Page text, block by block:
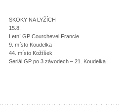
SKOKY NA LYŽÍCH
15.8.
Letní GP Courchevel Francie
9. místo Koudelka
44. místo Kožíšek
Seriál GP po 3 závodech – 21. Koudelka